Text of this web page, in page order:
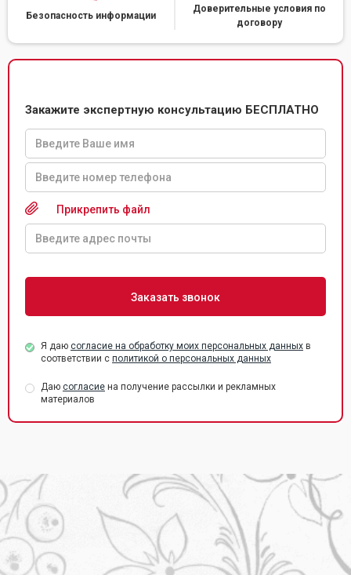
Безопасность информации
Доверительные условия по
договору
Закажите экспертную консультацию БЕСПЛАТНО
Прикрепить файл
Я даю согласие на обработку моих персональных данных в
соответствии с политикой о персональных данных
Даю согласие на получение рассылки и рекламных
материалов
Главная •
Самоклеющаяся бумага